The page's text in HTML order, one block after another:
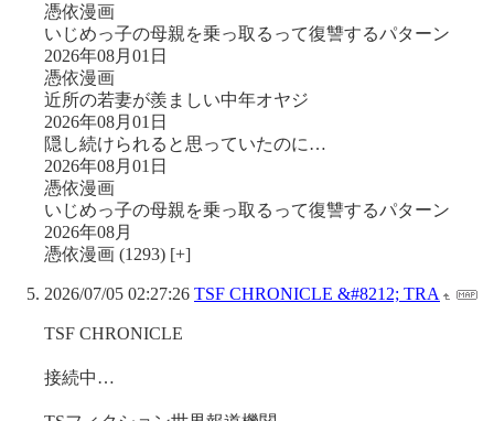
憑依漫画
いじめっ子の母親を乗っ取るって復讐するパターン
2026年08月01日
憑依漫画
近所の若妻が羨ましい中年オヤジ
2026年08月01日
隠し続けられると思っていたのに…
2026年08月01日
憑依漫画
いじめっ子の母親を乗っ取るって復讐するパターン
2026年08月
憑依漫画 (1293) [+]
2026/07/05 02:27:26 TSF CHRONICLE &#8212; TRA
TSF CHRONICLE
接続中…